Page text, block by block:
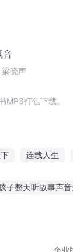
音
晓声
打包下载。
连载人生
子整天听故事声音
企业